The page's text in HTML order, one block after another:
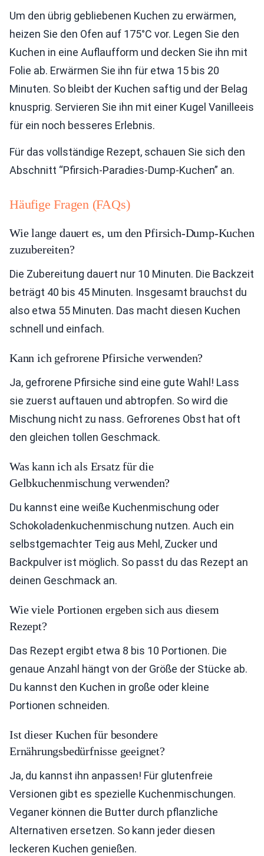
Um den übrig gebliebenen Kuchen zu erwärmen,
heizen Sie den Ofen auf 175°C vor. Legen Sie den
Kuchen in eine Auflaufform und decken Sie ihn mit
Folie ab. Erwärmen Sie ihn für etwa 15 bis 20
Minuten. So bleibt der Kuchen saftig und der Belag
knusprig. Servieren Sie ihn mit einer Kugel Vanilleeis
für ein noch besseres Erlebnis.
Für das vollständige Rezept, schauen Sie sich den
Abschnitt “Pfirsich-Paradies-Dump-Kuchen” an.
Häufige Fragen (FAQs)
Wie lange dauert es, um den Pfirsich-Dump-Kuchen
zuzubereiten?
Die Zubereitung dauert nur 10 Minuten. Die Backzeit
beträgt 40 bis 45 Minuten. Insgesamt brauchst du
also etwa 55 Minuten. Das macht diesen Kuchen
schnell und einfach.
Kann ich gefrorene Pfirsiche verwenden?
Ja, gefrorene Pfirsiche sind eine gute Wahl! Lass
sie zuerst auftauen und abtropfen. So wird die
Mischung nicht zu nass. Gefrorenes Obst hat oft
den gleichen tollen Geschmack.
Was kann ich als Ersatz für die
Gelbkuchenmischung verwenden?
Du kannst eine weiße Kuchenmischung oder
Schokoladenkuchenmischung nutzen. Auch ein
selbstgemachter Teig aus Mehl, Zucker und
Backpulver ist möglich. So passt du das Rezept an
deinen Geschmack an.
Wie viele Portionen ergeben sich aus diesem
Rezept?
Das Rezept ergibt etwa 8 bis 10 Portionen. Die
genaue Anzahl hängt von der Größe der Stücke ab.
Du kannst den Kuchen in große oder kleine
Portionen schneiden.
Ist dieser Kuchen für besondere
Ernährungsbedürfnisse geeignet?
Ja, du kannst ihn anpassen! Für glutenfreie
Versionen gibt es spezielle Kuchenmischungen.
Veganer können die Butter durch pflanzliche
Alternativen ersetzen. So kann jeder diesen
leckeren Kuchen genießen.